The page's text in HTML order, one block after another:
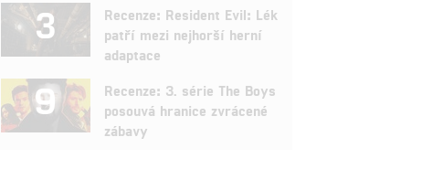
3
Recenze: Resident Evil: Lék
patří mezi nejhorší herní
adaptace
9
Recenze: 3. série The Boys
posouvá hranice zvrácené
zábavy